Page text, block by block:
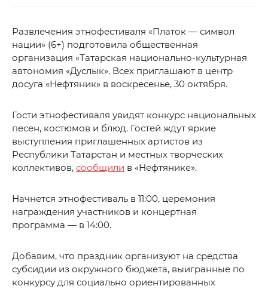
Развлечения этнофестиваля «Платок — символ
нации» (6+) подготовила общественная
организация «Татарская национально-культурная
автономия «Дуслык». Всех приглашают в центр
досуга «Нефтяник» в воскресенье, 30 октября.
Гости этнофестиваля увидят конкурс национальных
песен, костюмов и блюд. Гостей ждут яркие
выступления приглашенных артистов из
Республики Татарстан и местных творческих
коллективов, сообщили в «Нефтянике».
Начнется этнофестиваль в 11:00, церемония
награждения участников и концертная
программа — в 14:00.
Добавим, что праздник организуют на средства
субсидии из окружного бюджета, выигранные по
конкурсу для социально ориентированных